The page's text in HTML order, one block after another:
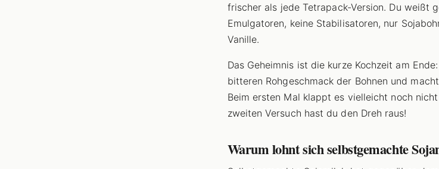
frischer als jede Tetrapack-Version. Du weißt
Emulgatoren, keine Stabilisatoren, nur
Vanille.
Das Geheimnis ist die kurze Kochzeit am
bitteren Rohgeschmack der Bohnen und
Beim ersten Mal klappt es vielleicht noch
zweiten Versuch hast du den Dreh raus!
Warum lohnt sich selbstgemachte